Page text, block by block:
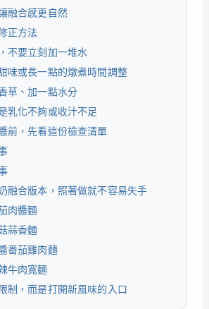
融合感更自然
正方法
不要立刻加一堆水
味或長一點的燉煮時間調整
草、加一點水分
乳化不夠或收汁不足
前，先看這份檢查清單
融合版本，照著做就不容易失手
肉醬麵
蒜香麵
番茄雞肉麵
牛肉寬麵
制，而是打開新風味的入口